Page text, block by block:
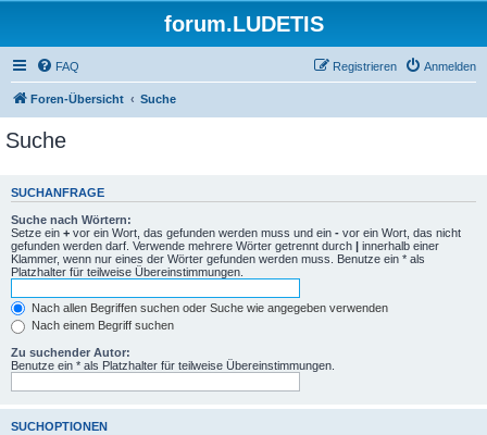
forum.LUDETIS
FAQ Anmelden
Registrieren
Foren-Übersicht Suche
Suche
SUCHANFRAGE
Suche nach Wörtern:
Setze ein + vor ein Wort, das gefunden werden muss und ein - vor ein Wort, das nicht
gefunden werden darf. Verwende mehrere Wörter getrennt durch | innerhalb einer
Klammer, wenn nur eines der Wörter gefunden werden muss. Benutze ein * als
Platzhalter für teilweise Übereinstimmungen.
Nach allen Begriffen suchen oder Suche wie angegeben verwenden
Nach einem Begriff suchen
Zu suchender Autor:
Benutze ein * als Platzhalter für teilweise Übereinstimmungen.
SUCHOPTIONEN